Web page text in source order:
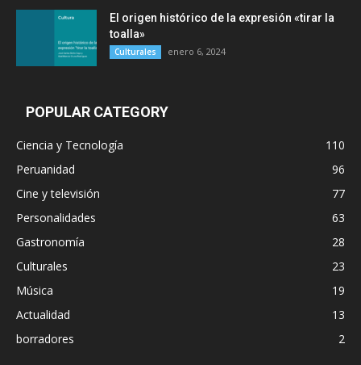
El origen histórico de la expresión «tirar la
toalla»
Culturales enero 6, 2024
POPULAR CATEGORY
Ciencia y Tecnología
110
Peruanidad
96
Cine y televisión
77
Personalidades
63
Gastronomía
28
Culturales
23
Música
19
Actualidad
13
borradores
2